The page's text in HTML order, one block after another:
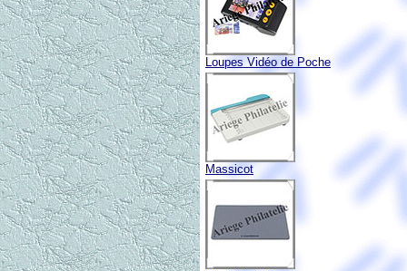
Loupes Vidéo de Poche
Massicot